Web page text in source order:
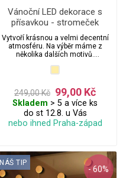
Vánoční LED dekorace s
přísavkou - stromeček
Vytvoří krásnou a velmi decentní
atmosféru. Na výběr máme z
několika dalších motivů.
249,00 Kč 99,00 Kč
Skladem > 5 a více ks
do st 12.8. u Vás
nebo ihned Praha-západ
- 60%
NÁŠ TIP